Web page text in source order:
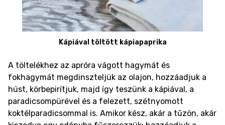
Kápiával töltött kápiapaprika
A töltelékhez az apróra vágott hagymát és
fokhagymát megdinszteljük az olajon, hozzáadjuk a
húst, körbepirítjuk, majd így teszünk a kápiával, a
paradicsompürével és a felezett, szétnyomott
koktélparadicsommal is. Amikor kész, akár a tűzön, akár